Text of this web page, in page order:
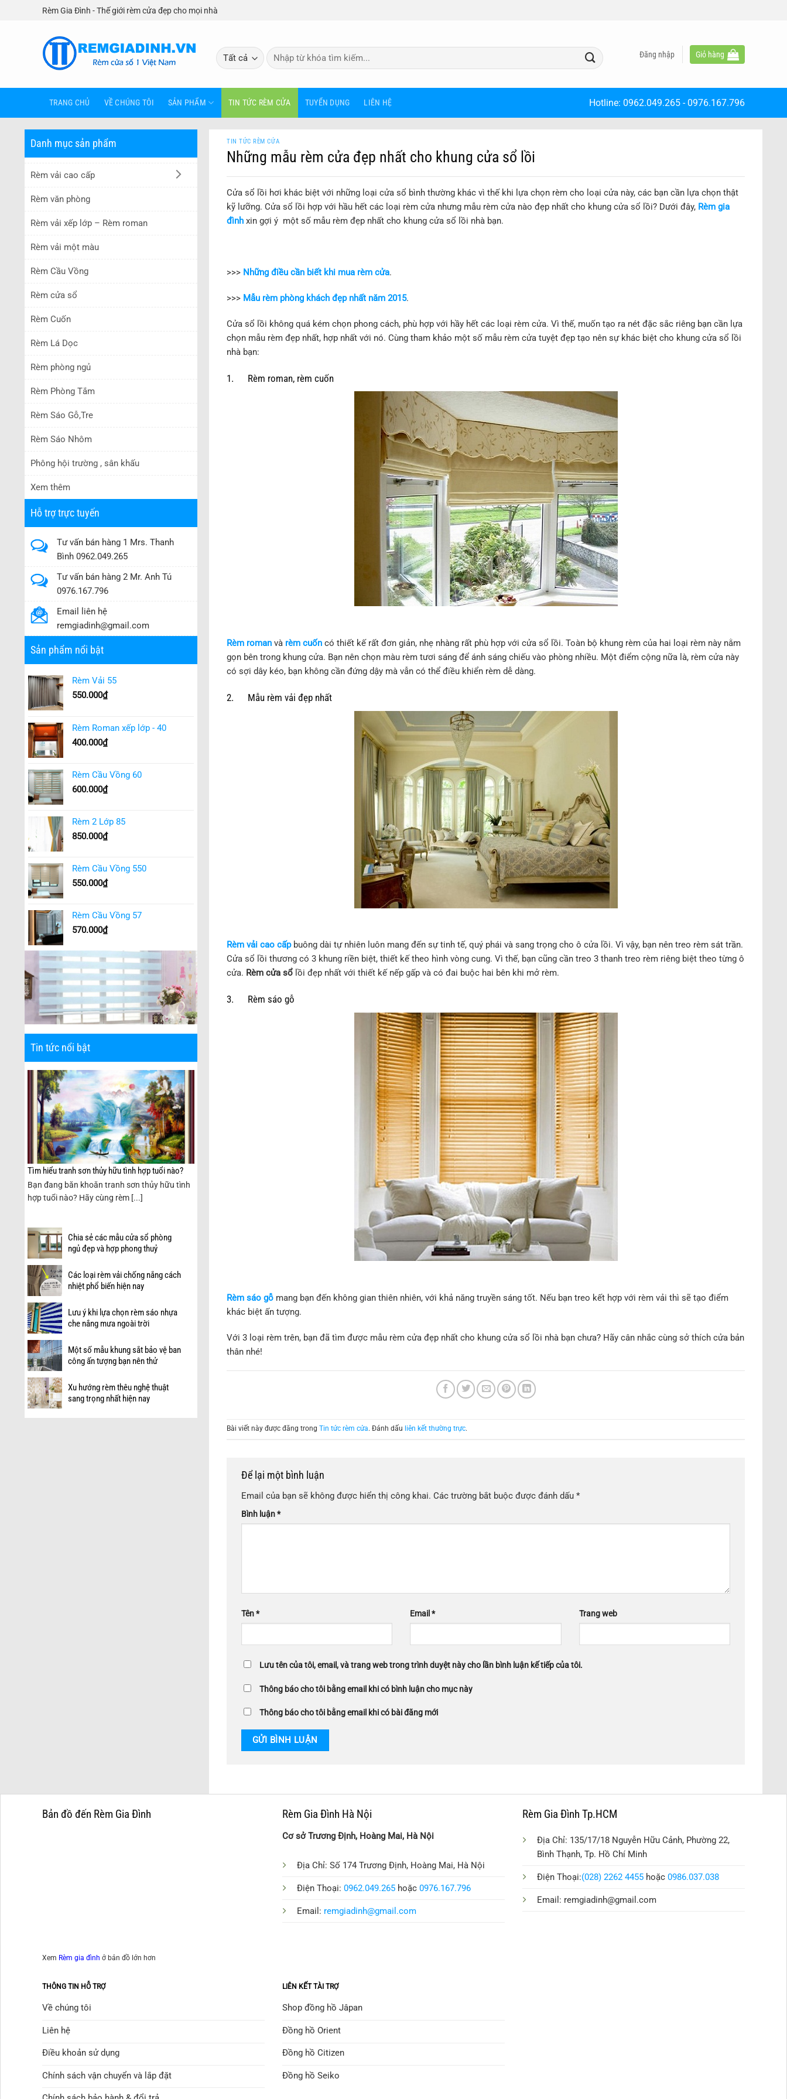
Rèm Gia Đình - Thế giới rèm cửa đẹp cho mọi nhà
Tìm
kiếm:
Đăng nhập Giỏ hàng
TRANG CHỦ VỀ CHÚNG TÔI SẢN PHẨM TIN TỨC RÈM CỬA TUYỂN DỤNG LIÊN HỆ Hotline: 0962.049.265 -0976.167.796
Danh mục sản phẩm
Rèm vải cao cấp
Rèm văn phòng
Rèm vải xếp lớp – Rèm roman
Rèm vải một màu
Rèm Cầu Vồng
Rèm cửa sổ
Rèm Cuốn
Rèm Lá Dọc
Rèm phòng ngủ
Rèm Phòng Tắm
Rèm Sáo Gỗ,Tre
Rèm Sáo Nhôm
Phông hội trường , sân khấu
Xem thêm
Hỗ trợ trực tuyến
Tư vấn bán hàng 1 Mrs. Thanh
Bình 0962.049.265
Tư vấn bán hàng 2 Mr. Anh Tú
0976.167.796
Email liên hệ
remgiadinh@gmail.com
Sản phẩm nổi bật
Rèm Vải 55
550.000₫
Rèm Roman xếp lớp - 40
400.000₫
Rèm Cầu Vồng 60
600.000₫
Rèm 2 Lớp 85
850.000₫
Rèm Cầu Vồng 550
550.000₫
Rèm Cầu Vồng 57
570.000₫
Tin tức nổi bật
Tìm hiểu tranh sơn thủy hữu tình hợp tuổi nào?
Bạn đang băn khoăn tranh sơn thủy hữu tình
hợp tuổi nào? Hãy cùng rèm [...]
Chia sẻ các mẫu cửa sổ phòng
ngủ đẹp và hợp phong thuỷ
Các loại rèm vải chống nắng cách
nhiệt phổ biến hiện nay
Lưu ý khi lựa chọn rèm sáo nhựa
che nắng mưa ngoài trời
Một số mẫu khung sắt bảo vệ ban
công ấn tượng bạn nên thử
Xu hướng rèm thêu nghệ thuật
sang trọng nhất hiện nay
TIN TỨC RÈM CỬA
Những mẫu rèm cửa đẹp nhất cho khung cửa sổ lồi
Cửa sổ lồi hơi khác biệt với những loại cửa sổ bình thường khác vì thế khi lựa chọn rèm cho loại cửa này, các bạn cần lựa chọn thật
kỹ lưỡng. Cửa sổ lồi hợp với hầu hết các loại rèm cửa nhưng mẫu rèm cửa nào đẹp nhất cho khung cửa sổ lồi? Dưới đây, Rèm gia
đình xin gợi ý một số mẫu rèm đẹp nhất cho khung cửa sổ lồi nhà bạn.
>>> Những điều cần biết khi mua rèm cửa.
>>> Mẫu rèm phòng khách đẹp nhất năm 2015.
Cửa sổ lồi không quá kém chọn phong cách, phù hợp với hầy hết các loại rèm cửa. Vì thế, muốn tạo ra nét đặc sắc riêng bạn cần lựa
chọn mẫu rèm đẹp nhất, hợp nhất với nó. Cùng tham khảo một số mẫu rèm cửa tuyệt đẹp tạo nên sự khác biệt cho khung cửa sổ lồi
nhà bạn:
1. Rèm roman, rèm cuốn
Rèm roman và rèm cuốn có thiết kế rất đơn giản, nhẹ nhàng rất phù hợp với cửa sổ lồi. Toàn bộ khung rèm của hai loại rèm này nằm
gọn bên trong khung cửa. Bạn nên chọn màu rèm tươi sáng để ánh sáng chiếu vào phòng nhiều. Một điểm cộng nữa là, rèm cửa này
có sợi dây kéo, bạn không cần đứng dậy mà vẫn có thể điều khiển rèm dễ dàng.
2. Mẫu rèm vải đẹp nhất
Rèm vải cao cấpbuông dài tự nhiên luôn mang đến sự tinh tế, quý phái và sang trọng cho ô cửa lồi. Vì vậy, bạn nên treo rèm sát trần.
Cửa sổ lồi thương có 3 khung riền biệt, thiết kế theo hình vòng cung. Vì thế, bạn cũng cần treo 3 thanh treo rèm riêng biệt theo từng ô
cửa. Rèm cửa sổ lồi đẹp nhất với thiết kế nếp gấp và có đai buộc hai bên khi mở rèm.
3. Rèm sáo gỗ
Rèm sáo gỗ mang bạn đến không gian thiên nhiên, với khả năng truyền sáng tốt. Nếu bạn treo kết hợp với rèm vải thì sẽ tạo điểm
khác biệt ấn tượng.
Với 3 loại rèm trên, bạn đã tìm được mẫu rèm cửa đẹp nhất cho khung cửa sổ lồi nhà bạn chưa? Hãy cân nhắc cùng sở thích cửa bản
thân nhé!
Bài viết này được đăng trong Tin tức rèm cửa. Đánh dấu liên kết thường trực.
Để lại một bình luận
Email của bạn sẽ không được hiển thị công khai. Các trường bắt buộc được đánh dấu *
Bình luận*
Tên* Email* Trang web
Lưu tên của tôi, email, và trang web trong trình duyệt này cho lần bình luận kế tiếp của tôi.
Thông báo cho tôi bằng email khi có bình luận cho mục này
Thông báo cho tôi bằng email khi có bài đăng mới
Bản đồ đến Rèm Gia Đình
Xem Rèm gia đình ở bản đồ lớn hơn
Rèm Gia Đình Hà Nội
Cơ sở Trương Định, Hoàng Mai, Hà Nội
Địa Chỉ: Số 174 Trương Định, Hoàng Mai, Hà Nội
Điện Thoại: 0962.049.265 hoặc 0976.167.796
Email: remgiadinh@gmail.com
Rèm Gia Đình Tp.HCM
Địa Chỉ: 135/17/18 Nguyễn Hữu Cảnh, Phường 22,
Bình Thạnh, Tp. Hồ Chí Minh
Điện Thoại:(028) 2262 4455 hoặc 0986.037.038
Email: remgiadinh@gmail.com
THÔNG TIN HỖ TRỢ
Về chúng tôi
Liên hệ
Điều khoản sử dụng
Chính sách vận chuyển và lắp đặt
LIÊN KẾT TÀI TRỢ
Shop đồng hồ Jâpan
Đồng hồ Orient
Đồng hồ Citizen
Đồng hồ Seiko